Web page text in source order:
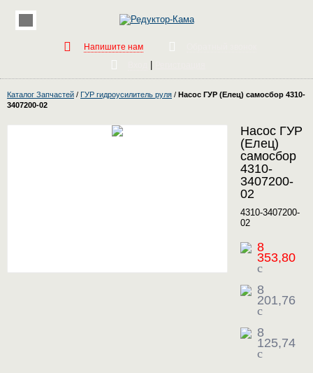
Напишите нам
Каталог Запчастей / ГУР гидроусилитель руля / Насос ГУР (Елец) самосбор 4310-
3407200-02
Насос ГУР
(Елец)
самосбор
4310-
3407200-
02
4310-3407200-
02
8
353,80
c
8
201,76
c
8
125,74
c